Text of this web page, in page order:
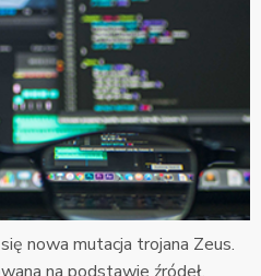
nowa mutacja trojana Zeus.